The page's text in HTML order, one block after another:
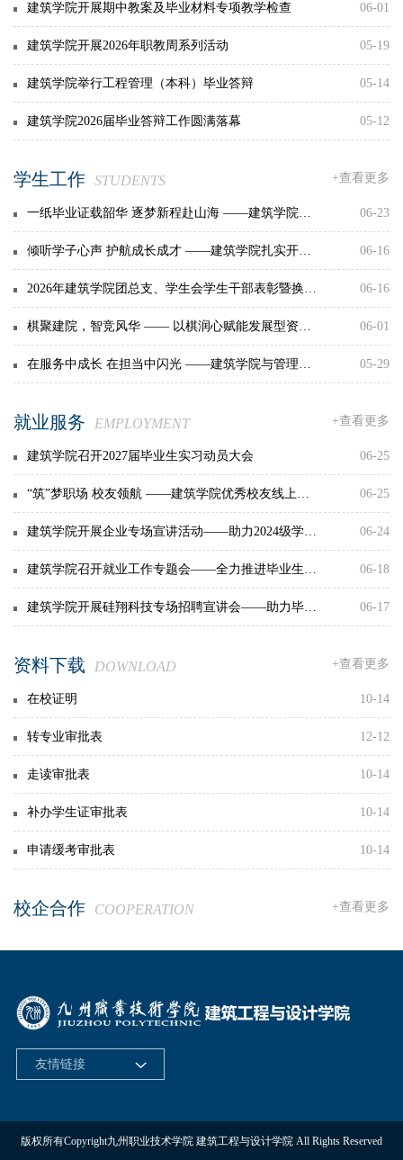
建筑学院开展期中教案及毕业材料专项教学检查 06-01
建筑学院开展2026年职教周系列活动 05-19
建筑学院举行工程管理（本科）毕业答辩 05-14
建筑学院2026届毕业答辩工作圆满落幕 05-12
学生工作 STUDENTS +查看更多
一纸毕业证载韶华 逐梦新程赴山海 ——建筑学院2026届毕业生圆满毕业离校 06-23
倾听学子心声 护航成长成才 ——建筑学院扎实开展“院长听你说”一站式社区活动 06-16
2026年建筑学院团总支、学生会学生干部表彰暨换届竞选大会顺利开展 06-16
棋聚建院，智竞风华 —— 以棋润心赋能发展型资助育人 06-01
在服务中成长 在担当中闪光 ——建筑学院与管理学院联合开展“思政小课堂”学生干部专题培训 05-29
就业服务 EMPLOYMENT +查看更多
建筑学院召开2027届毕业生实习动员大会 06-25
“筑”梦职场 校友领航 ——建筑学院优秀校友线上就业指导暨专场招聘宣讲会 06-25
建筑学院开展企业专场宣讲活动——助力2024级学生开启职业发展新篇章 06-24
建筑学院召开就业工作专题会——全力推进毕业生就业工作提质增效 06-18
建筑学院开展硅翔科技专场招聘宣讲会——助力毕业生高质量就业 06-17
资料下载 DOWNLOAD +查看更多
在校证明 10-14
转专业审批表 12-12
走读审批表 10-14
补办学生证审批表 10-14
申请缓考审批表 10-14
校企合作 COOPERATION +查看更多
友情链接
江苏省教育厅
版权所有Copyright九州职业技术学院 建筑工程与设计学院 All Rights Reserved